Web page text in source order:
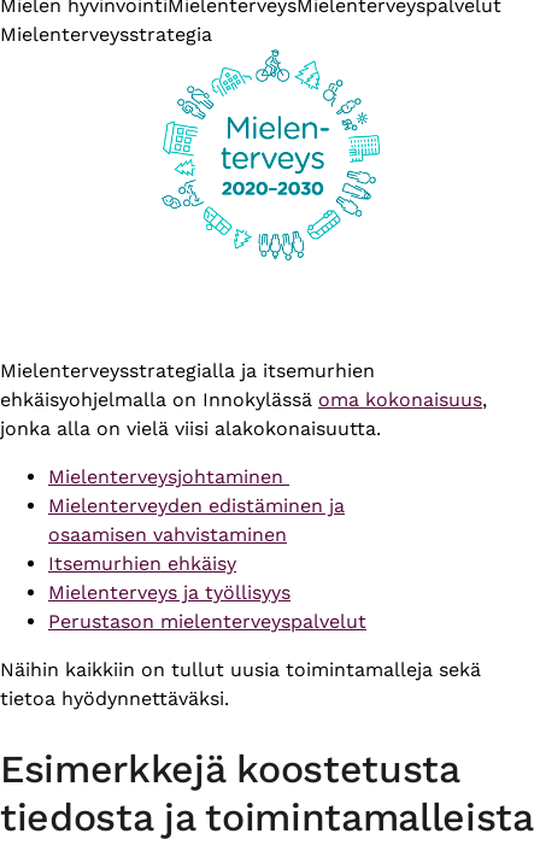
Themes
Mielen hyvinvointiMielenterveysMielenterveyspalvelut
Mielenterveysstrategia
Mielenterveysstrategialla ja itsemurhien
ehkäisyohjelmalla on Innokylässä oma kokonaisuus,
jonka alla on vielä viisi alakokonaisuutta.
Mielenterveysjohtaminen
Mielenterveyden edistäminen ja
osaamisen vahvistaminen
Itsemurhien ehkäisy
Mielenterveys ja työllisyys
Perustason mielenterveyspalvelut
Näihin kaikkiin on tullut uusia toimintamalleja sekä
tietoa hyödynnettäväksi.
Esimerkkejä koostetusta
tiedosta ja toimintamalleista